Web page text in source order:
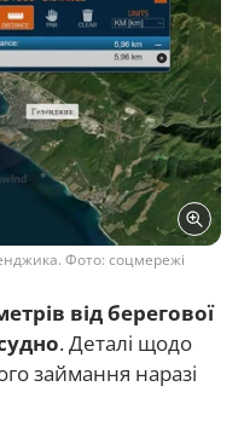
Фото: соцмережі
від берегової
. Деталі щодо
займання наразі